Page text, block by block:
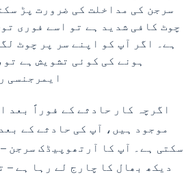
سرجن کی مداخلت کی ضرورت پڑ
چوٹ کافی شدید ہے تو اسے فوری
ہے۔ اگر آپ کو اپنے سر پر چوٹ
ہونے کی کوئی تشویش ہے
ایمرجنسی
اگرچہ کار حادثے کے فوراً بعد
موجود ہیں، آپ کی حادثے کے
سکتی ہے۔ آپ کا آرتھوپیڈک سرجن
دیکھ بھال کا چارج لے رہا ہے –